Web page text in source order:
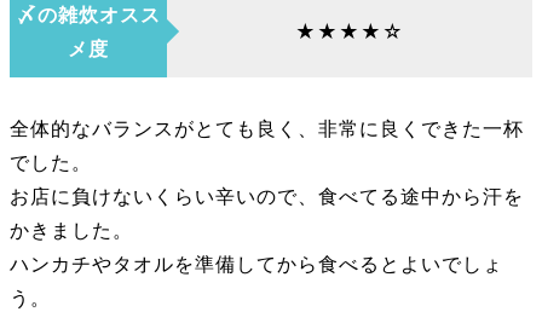
〆の雑炊オスス
メ度
★★★★☆
全体的なバランスがとても良く、非常に良くできた一杯
でした。
お店に負けないくらい辛いので、食べてる途中から汗を
かきました。
ハンカチやタオルを準備してから食べるとよいでしょ
う。